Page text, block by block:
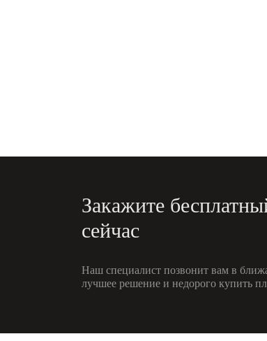
Закажите
сейчас
Наш специалист позвонит вам в
лучшее решение и недорого купить